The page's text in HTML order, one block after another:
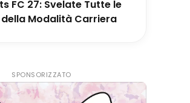
FC 27: Svelate Tutte le
Modalità Carriera
SPONSORIZZATO